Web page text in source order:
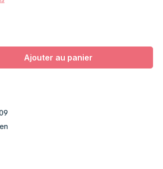
souhaitée ou utilisez les boutons pour
Ajouter au panier